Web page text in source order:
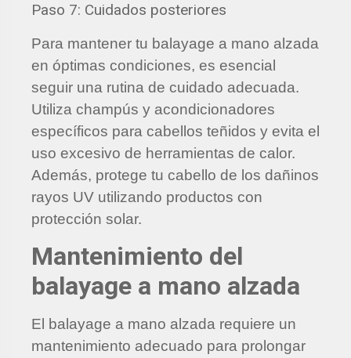
Paso 7: Cuidados posteriores
Para mantener tu balayage a mano alzada
en óptimas condiciones, es esencial
seguir una rutina de cuidado adecuada.
Utiliza champús y acondicionadores
específicos para cabellos teñidos y evita el
uso excesivo de herramientas de calor.
Además, protege tu cabello de los dañinos
rayos UV utilizando productos con
protección solar.
Mantenimiento del
balayage a mano alzada
El balayage a mano alzada requiere un
mantenimiento adecuado para prolongar